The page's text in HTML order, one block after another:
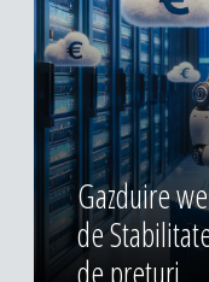
Gazduire
de